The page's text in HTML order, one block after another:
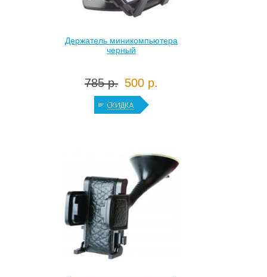
Держатель миникомпьютера
черный
785 р. 500 р.